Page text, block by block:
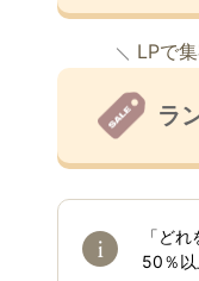
LPで
ラ
「ど
50％以